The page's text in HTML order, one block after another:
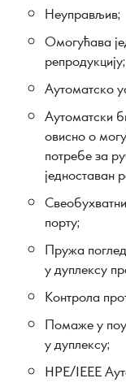
Неуправљив;
Омогућава
репродукцију;
Аутоматско
Аутоматски
овисно о
потребе за
једноставан
порту;
Пружа
у дуплексу
Контрола
Помаже у
у дуплексу;
HPE/IEEE